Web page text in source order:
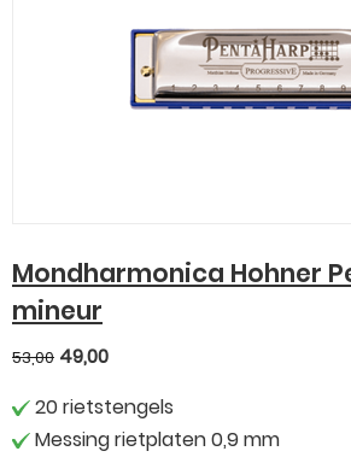
Mondharmonica Hohner
mineur
53,00 49,00
20 rietstengels
Messing rietplaten 0,9 mm